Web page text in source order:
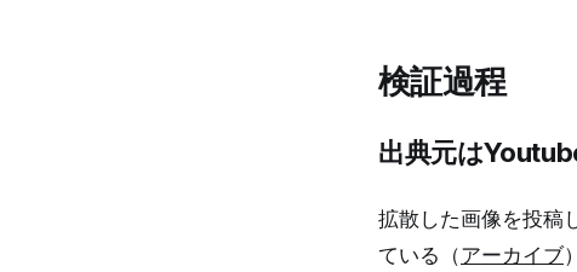
検証過程
出典元は
拡散した画像を投稿
ている（アーカイブ